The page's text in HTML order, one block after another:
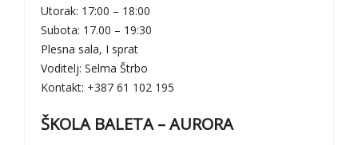
Utorak: 17:00 – 18:00
Subota: 17.00 – 19:30
Plesna sala, I sprat
Voditelj: Selma Štrbo
Kontakt: +387 61 102 195
ŠKOLA BALETA – AURORA